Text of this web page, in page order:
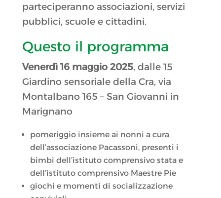
parteciperanno associazioni, servizi
pubblici, scuole e cittadini.
Questo il programma
Venerdì 16 maggio 2025, dalle 15
Giardino sensoriale della Cra, via
Montalbano 165 – San Giovanni in
Marignano
pomeriggio insieme ai nonni a cura
dell’associazione Pacassoni, presenti i
bimbi dell’istituto comprensivo stata e
dell’istituto comprensivo Maestre Pie
giochi e momenti di socializzazione